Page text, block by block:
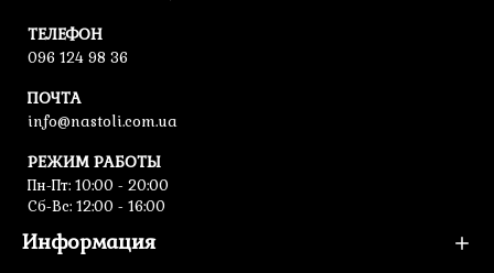
ТЕЛЕФОН
096 124 98 36
ПОЧТА
info@nastoli.com.ua
РЕЖИМ РАБОТЫ
Пн-Пт: 10:00 - 20:00
Сб-Вс: 12:00 - 16:00
Информация